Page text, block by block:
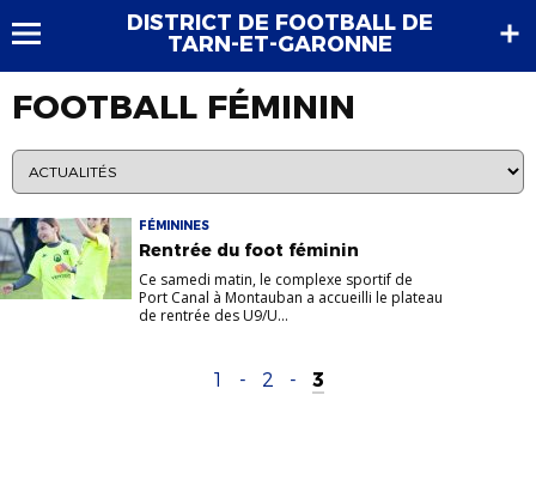
DISTRICT DE FOOTBALL DE
TARN-ET-GARONNE
FOOTBALL FÉMININ
FÉMININES
Rentrée du foot féminin
Ce samedi matin, le complexe sportif de
Port Canal à Montauban a accueilli le plateau
de rentrée des U9/U...
1 - 2 - 3